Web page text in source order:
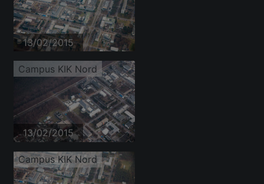
13/02/2015
Campus KIK Nord
13/02/2015
Campus KIK Nord